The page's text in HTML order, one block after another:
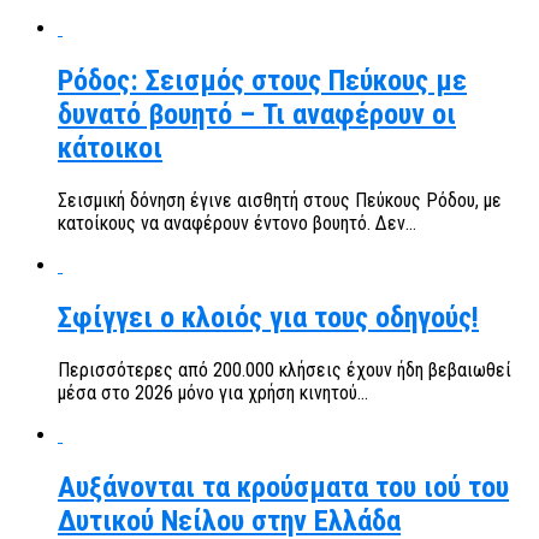
Ρόδος: Σεισμός στους Πεύκους με
δυνατό βουητό – Τι αναφέρουν οι
κάτοικοι
Σεισμική δόνηση έγινε αισθητή στους Πεύκους Ρόδου, με
κατοίκους να αναφέρουν έντονο βουητό. Δεν...
Σφίγγει ο κλοιός για τους οδηγούς!
Περισσότερες από 200.000 κλήσεις έχουν ήδη βεβαιωθεί
μέσα στο 2026 μόνο για χρήση κινητού...
Αυξάνονται τα κρούσματα του ιού του
Δυτικού Νείλου στην Ελλάδα